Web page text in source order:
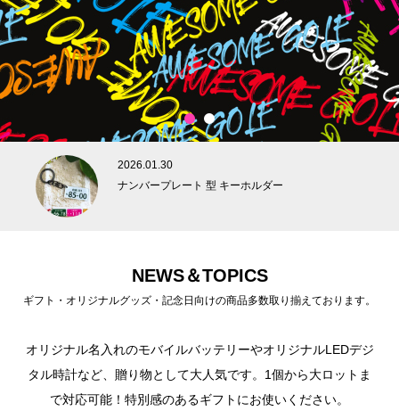
1 2
2026.01.30
ナンバープレート 型 キーホルダー
NEWS＆TOPICS
ギフト・オリジナルグッズ・記念日向けの商品多数取り揃えております。
オリジナル名入れのモバイルバッテリーやオリジナルLEDデジ
タル時計など、贈り物として大人気です。1個から大ロットま
で対応可能！特別感のあるギフトにお使いください。